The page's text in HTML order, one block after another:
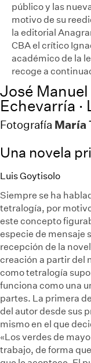
público y las
motivo de su
la editorial
CBA el crítico
académico de la
recoge a
José Manuel
Echevarría
Fotografía María
Una novela
Luis Goytisolo
Siempre se ha
tetralogía, por
este concepto
especie de mensaje
recepción de la
creación a partir del
como tetralogía
funciona como una
partes. La primera
del autor desde sus
mismo en el que
«Los verdes de
trabajo, de forma